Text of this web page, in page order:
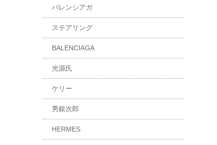
バレンシアガ
ステアリング
BALENCIAGA
光源氏
ケリー
男銀次郎
HERMES